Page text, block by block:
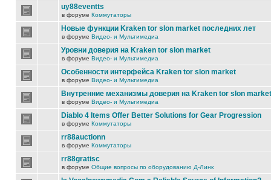
uy88eventts
в форуме Коммутаторы
Новые функции Kraken tor slon market последних лет
в форуме Видео- и Мультимедиа
Уровни доверия на Kraken tor slon market
в форуме Видео- и Мультимедиа
Особенности интерфейса Kraken tor slon market
в форуме Видео- и Мультимедиа
Внутренние механизмы доверия на Kraken tor slon market
в форуме Видео- и Мультимедиа
Diablo 4 Items Offer Better Solutions for Gear Progression
в форуме Коммутаторы
rr88auctionn
в форуме Коммутаторы
rr88gratisc
в форуме Общие вопросы по оборудованию Д-Линк